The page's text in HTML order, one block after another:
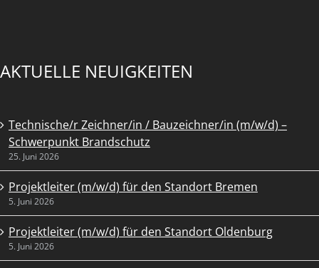
AKTUELLE NEUIGKEITEN
Technische/r Zeichner/in / Bauzeichner/in (m/w/d) –
Schwerpunkt Brandschutz
25. Juni 2026
Projektleiter (m/w/d) für den Standort Bremen
5. Juni 2026
Projektleiter (m/w/d) für den Standort Oldenburg
5. Juni 2026